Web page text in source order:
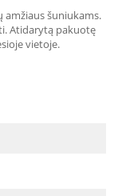
amžiaus šuniukams.
Atidarytą pakuotę
vietoje.